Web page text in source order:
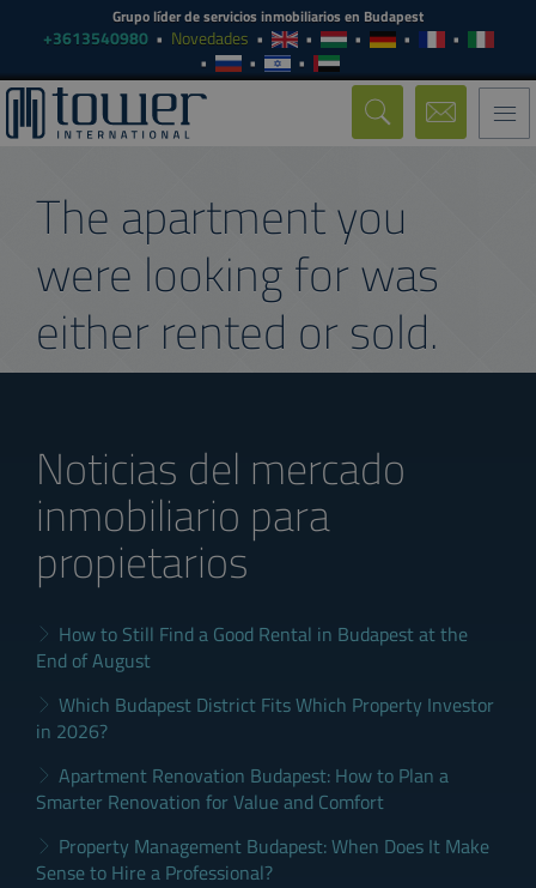
Grupo líder de servicios inmobiliarios en Budapest
+3613540980 Novedades
The apartment you
were looking for was
either rented or sold.
Noticias del mercado
inmobiliario para
propietarios
How to Still Find a Good Rental in Budapest at the
End of August
Which Budapest District Fits Which Property Investor
in 2026?
Apartment Renovation Budapest: How to Plan a
Smarter Renovation for Value and Comfort
Property Management Budapest: When Does It Make
Sense to Hire a Professional?